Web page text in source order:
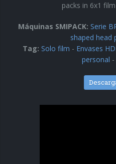
packs in 6x1
Máquinas SMIPACK: Serie
shaped head
Tag: Solo film - Envases
personal -